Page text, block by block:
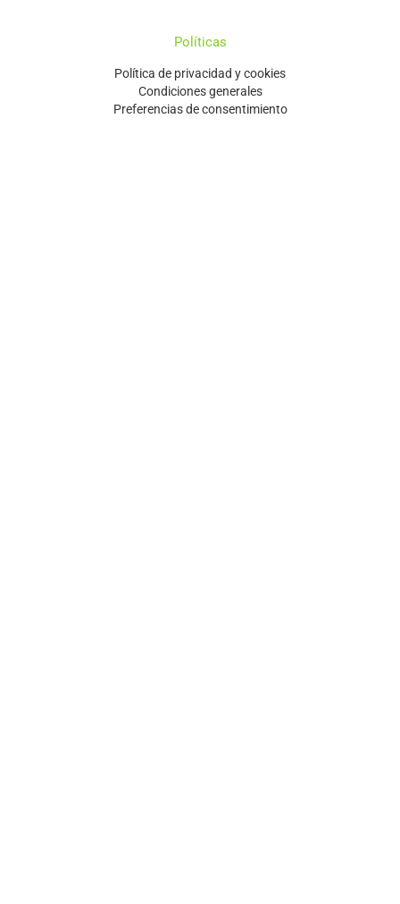
Políticas
Política de privacidad y cookies
Condiciones generales
Preferencias de consentimiento